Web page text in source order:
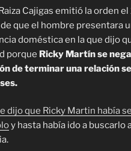
Cajigas emitió la orden
que el hombre presentara
doméstica en la que dijo
porque Ricky Martín se
de terminar una relación
dijo que Ricky Martin había
y hasta había ido a buscarlo